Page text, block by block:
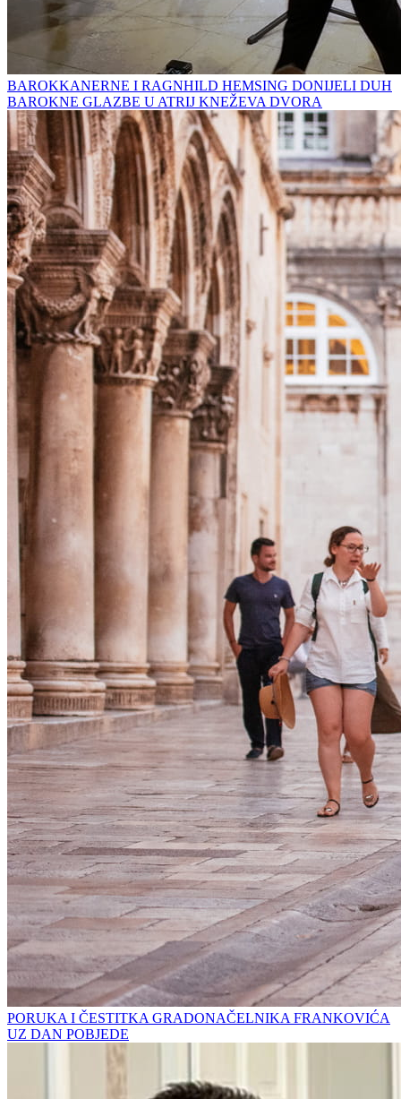
BAROKKANERNE I RAGNHILD HEMSING DONIJELI DUH
BAROKNE GLAZBE U ATRIJ KNEŽEVA DVORA
PORUKA I ČESTITKA GRADONAČELNIKA FRANKOVIĆA
UZ DAN POBJEDE